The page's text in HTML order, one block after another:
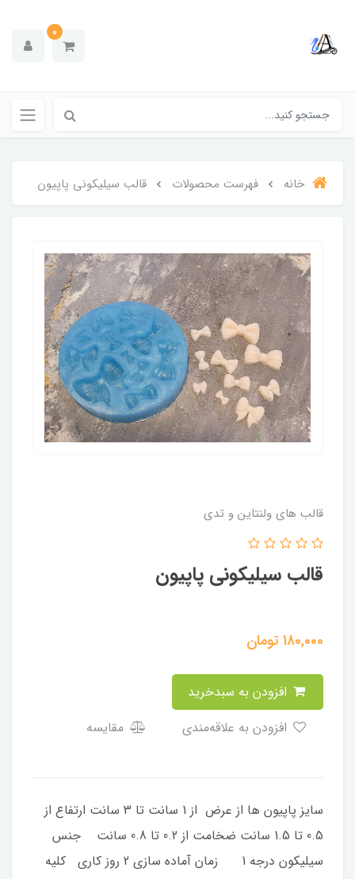
0
خانه فهرست محصولات قالب سیلیکونی پاپیون
قالب های ولنتاین و تدی
قالب سیلیکونی پاپیون
180,000تومان
مقایسه
سایز پاپیون ها از عرض از 1 سانت تا 3 سانت ارتفاع از
0.5 تا 1.5 سانت ضخامت از 0.2 تا 0.8 سانت جنس
سیلیکون درجه 1 زمان آماده سازی 2 روز کاری کلیه